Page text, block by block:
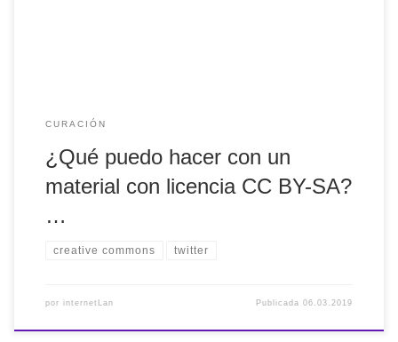
CURACIÓN
¿Qué puedo hacer con un
material con licencia CC BY-SA?
…
creative commons twitter
por internetLan Publicada06.03.2019